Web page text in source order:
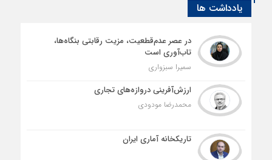
یادداشت ها
در عصر عدم‌قطعیت، مزیت رقابتی بنگاه‌ها،
تاب‌آوری است
سمیرا سبزواری
ارزش‌آفرینی دروازه‌های تجاری
محمدرضا مودودی
تاریکخانه آماری ایران